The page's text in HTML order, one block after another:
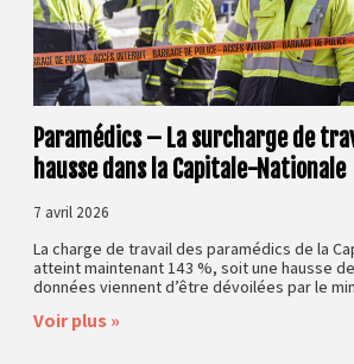
Paramédics – La surcharge de
hausse dans la Capitale-Nationale
7 avril 2026
La charge de travail des paramédics de la
atteint maintenant 143 %, soit une hausse
données viennent d’être dévoilées par le
Voir plus »